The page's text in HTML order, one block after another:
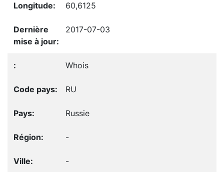
60,6125
2017-07-03
Whois
RU
Russie
-
-